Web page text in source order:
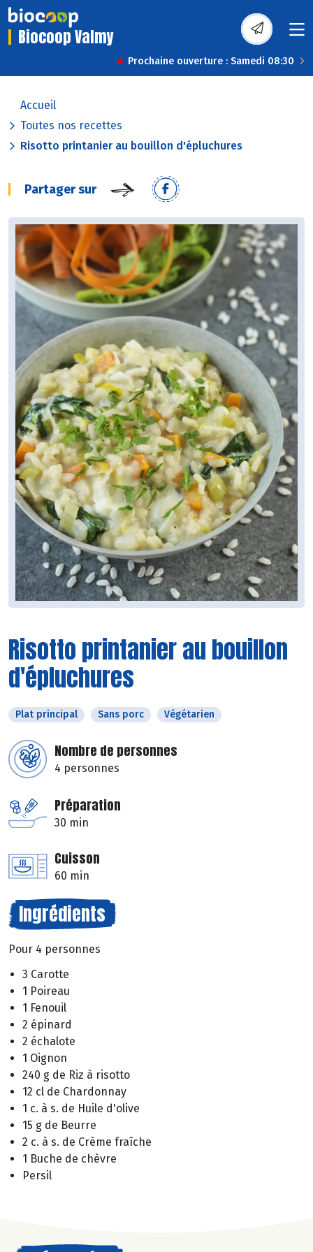
Biocoop Valmy
Prochaine ouverture : Samedi 08:30
Accueil
Toutes nos recettes
Risotto printanier au bouillon d'épluchures
Partager sur
Risotto printanier au bouillon
d'épluchures
Plat principal Sans porc Végétarien
Nombre de personnes
4 personnes
Préparation
30 min
Cuisson
60 min
Ingrédients
Pour 4 personnes
3 Carotte
1 Poireau
1 Fenouil
2 épinard
2 échalote
1 Oignon
240 g de Riz à risotto
12 cl de Chardonnay
1 c. à s. de Huile d'olive
15 g de Beurre
2 c. à s. de Crème fraîche
1 Buche de chèvre
Persil